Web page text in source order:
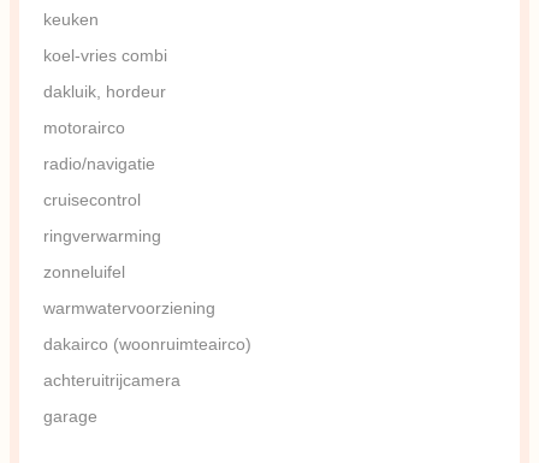
keuken
koel-vries combi
dakluik, hordeur
motorairco
radio/navigatie
cruisecontrol
ringverwarming
zonneluifel
warmwatervoorziening
dakairco (woonruimteairco)
achteruitrijcamera
garage